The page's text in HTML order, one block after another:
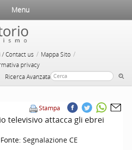
Contact us / Mappa Sito /
privacy
Ricerca Avanzata
Menu
Stampa
televisivo attacca gli ebrei
Fonte: Segnalazione CE